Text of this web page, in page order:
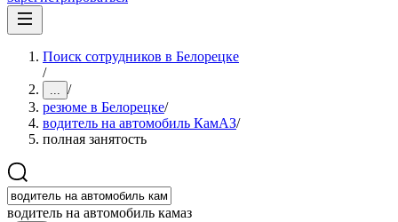
Поиск сотрудников в Белорецке
/
... /
резюме в Белорецке/
водитель на автомобиль КамАЗ/
полная занятость
водитель на автомобиль камаз